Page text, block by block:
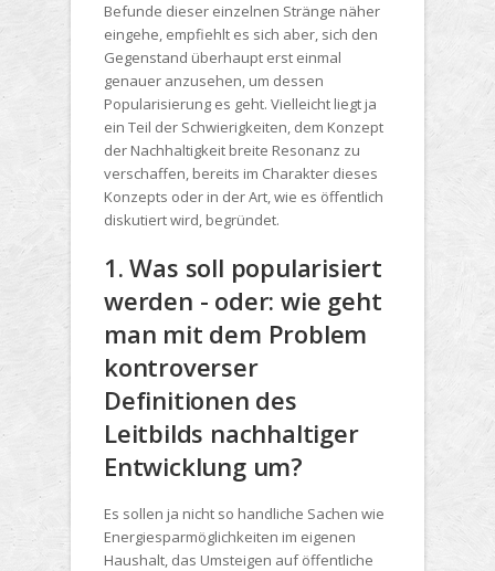
Befunde dieser einzelnen Stränge näher
eingehe, empfiehlt es sich aber, sich den
Gegenstand überhaupt erst einmal
genauer anzusehen, um dessen
Popularisierung es geht. Vielleicht liegt ja
ein Teil der Schwierigkeiten, dem Konzept
der Nachhaltigkeit breite Resonanz zu
verschaffen, bereits im Charakter dieses
Konzepts oder in der Art, wie es öffentlich
diskutiert wird, begründet.
1. Was soll popularisiert
werden - oder: wie geht
man mit dem Problem
kontroverser
Definitionen des
Leitbilds nachhaltiger
Entwicklung um?
Es sollen ja nicht so handliche Sachen wie
Energiesparmöglichkeiten im eigenen
Haushalt, das Umsteigen auf öffentliche